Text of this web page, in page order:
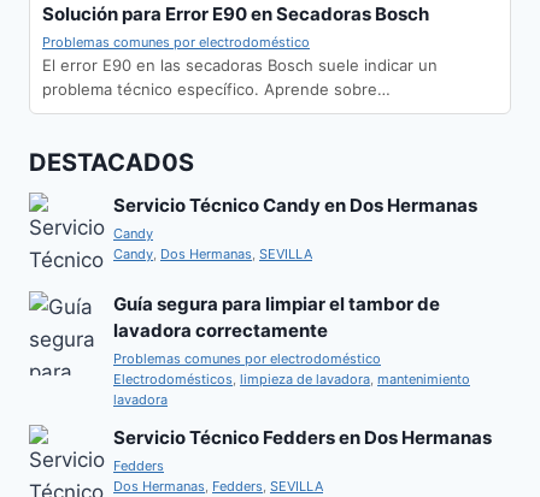
Solución para Error E90 en Secadoras Bosch
Problemas comunes por electrodoméstico
El error E90 en las secadoras Bosch suele indicar un
problema técnico específico. Aprende sobre…
DESTACAD0S
Servicio Técnico Candy en Dos Hermanas
Candy
Candy, Dos Hermanas, SEVILLA
Guía segura para limpiar el tambor de
lavadora correctamente
Problemas comunes por electrodoméstico
Electrodomésticos, limpieza de lavadora, mantenimiento
lavadora
Servicio Técnico Fedders en Dos Hermanas
Fedders
Dos Hermanas, Fedders, SEVILLA